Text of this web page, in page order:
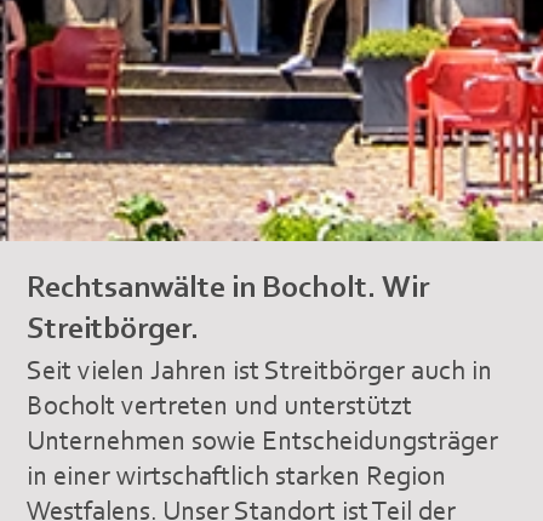
Rechtsanwälte in Bocholt. Wir
Streitbörger.
Seit vielen Jahren ist Streitbörger auch in
Bocholt vertreten und unterstützt
Unternehmen sowie Entscheidungsträger
in einer wirtschaftlich starken Region
Westfalens. Unser Standort ist Teil der